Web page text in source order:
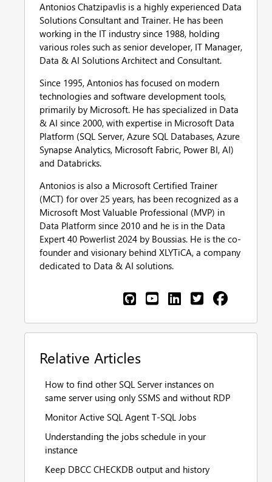
Antonios Chatzipavlis is a highly experienced Data
Solutions Consultant and Trainer. He has been
working in the IT industry since 1988, holding
various roles such as senior developer, IT Manager,
Data & AI Solutions Architect and Consultant.
Since 1995, Antonios has focused on modern
technologies and software development tools,
primarily by Microsoft. He has specialized in Data
& AI since 2000, with expertise in Microsoft Data
Platform (SQL Server, Azure SQL Databases, Azure
Synapse Analytics, Microsoft Fabric, Power BI, AI)
and Databricks.
Antonios is also a Microsoft Certified Trainer
(MCT) for over 25 years, has been recognized as a
Microsoft Most Valuable Professional (MVP) in
Data Platform since 2010 and he is in the Data
Expert 40 Powerlist 2024 by Boussias. He is the co-
founder and visionary behind XLYTiCA, a company
dedicated to Data & AI solutions.
Relative Articles
How to find other SQL Server instances on
same server using only SSMS and without RDP
Monitor Active SQL Agent T-SQL Jobs
Understanding the jobs schedule in your
instance
Keep DBCC CHECKDB output and history